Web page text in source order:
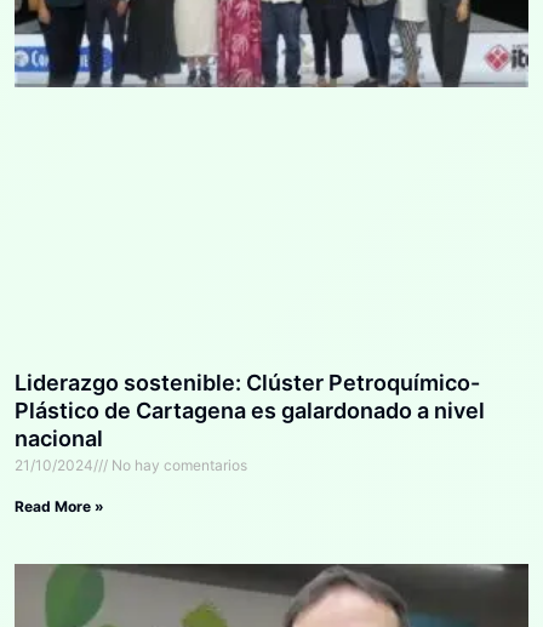
Liderazgo sostenible: Clúster Petroquímico-
Plástico de Cartagena es galardonado a nivel
nacional
21/10/2024 No hay comentarios
Read More »